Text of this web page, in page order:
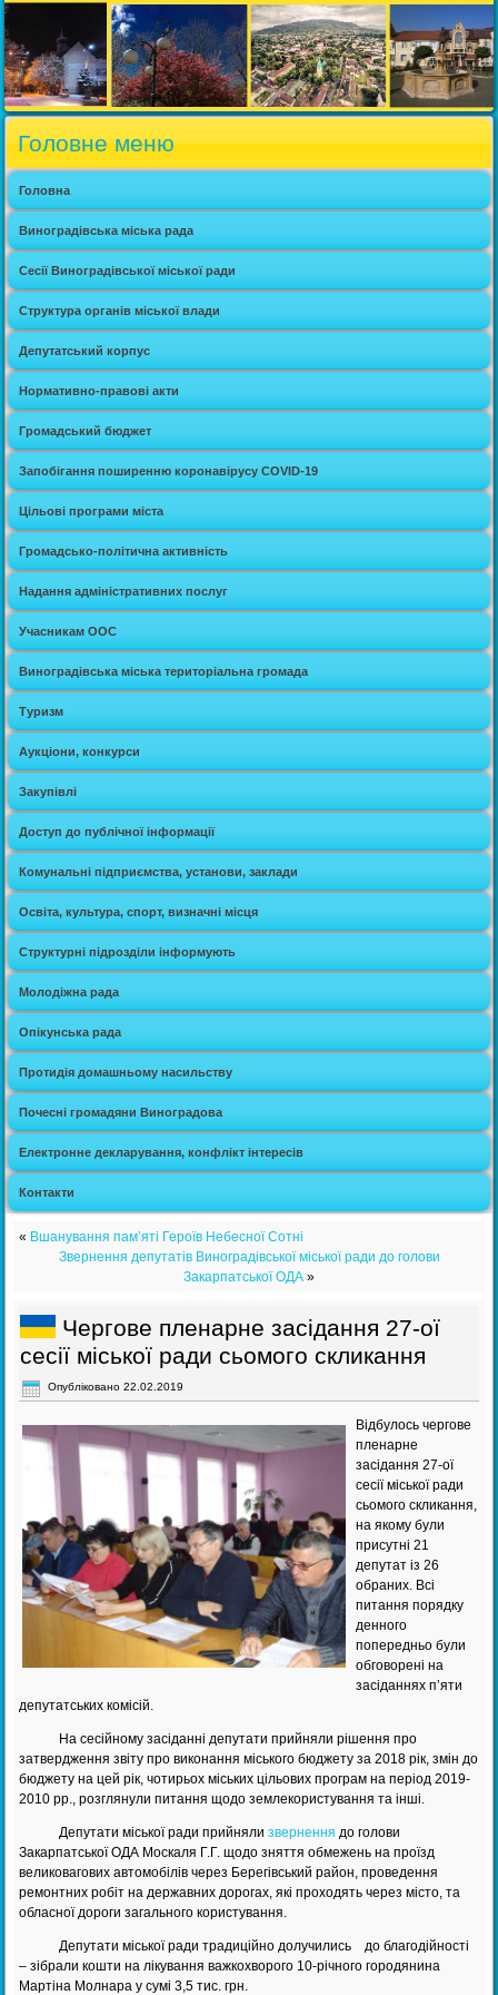
Головне меню
Головна
Виноградівська міська рада
Сесії Виноградівської міської ради
Структура органів міської влади
Депутатський корпус
Нормативно-правові акти
Громадський бюджет
Запобігання поширенню коронавірусу COVID-19
Цільові програми міста
Громадсько-політична активність
Надання адміністративних послуг
Учасникам ООС
Виноградівська міська територіальна громада
Туризм
Аукціони, конкурси
Закупівлі
Доступ до публічної інформації
Комунальні підприємства, установи, заклади
Освіта, культура, спорт, визначні місця
Структурні підрозділи інформують
Молодіжна рада
Опікунська рада
Протидія домашньому насильству
Почесні громадяни Виноградова
Електронне декларування, конфлікт інтересів
Контакти
« Вшанування пам’яті Героїв Небесної Сотні
Звернення депутатів Виноградівської міської ради до голови
Закарпатської ОДА »
Чергове пленарне засідання 27-ої
сесії міської ради сьомого скликання
Опубліковано 22.02.2019
Відбулось чергове
пленарне
засідання 27-ої
сесії міської ради
сьомого скликання,
на якому були
присутні 21
депутат із 26
обраних. Всі
питання порядку
денного
попередньо були
обговорені на
засіданнях п’яти
депутатських комісій.
На сесійному засіданні депутати прийняли рішення про
затвердження звіту про виконання міського бюджету за 2018 рік, змін до
бюджету на цей рік, чотирьох міських цільових програм на період 2019-
2010 рр., розглянули питання щодо землекористування та інші.
Депутати міської ради прийняли звернення до голови
Закарпатської ОДА Москаля Г.Г. щодо зняття обмежень на проїзд
великовагових автомобілів через Берегівський район, проведення
ремонтних робіт на державних дорогах, які проходять через місто, та
обласної дороги загального користування.
Депутати міської ради традиційно долучились до благодійності
– зібрали кошти на лікування важкохворого 10-річного городянина
Мартіна Молнара у сумі 3,5 тис. грн.